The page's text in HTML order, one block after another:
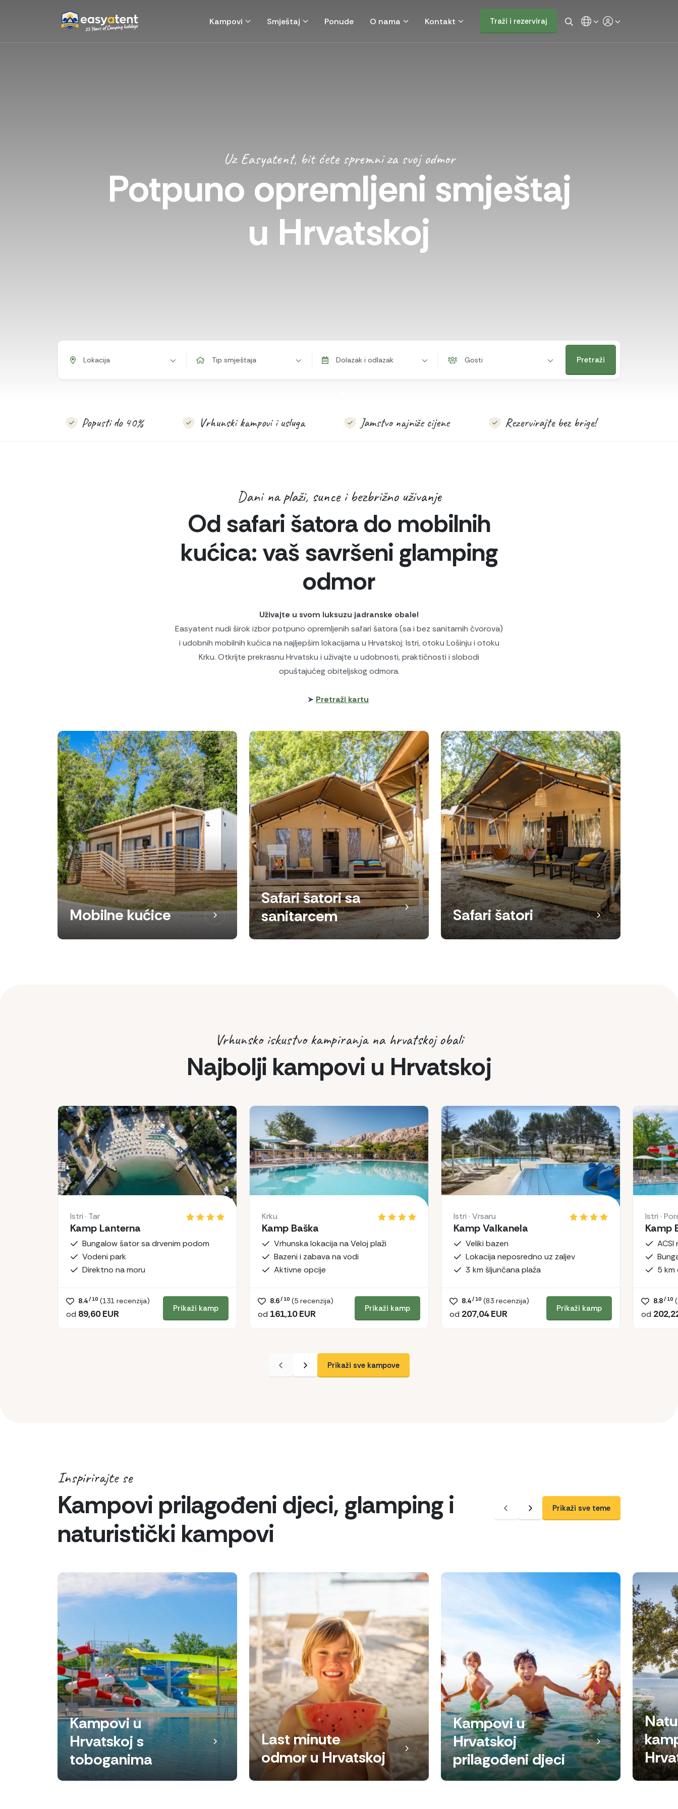
Kampovi Smještaj Ponude O nama Kontakt Traži i rezerviraj
Uz Easyatent, bit ćete spremni za svoj odmor
Potpuno opremljeni smještaj
u Hrvatskoj
Lokacija Tip smještaja Dolazak i odlazak Gosti Pretraži
Popusti do 40% Vrhunski kampovi i usluga Jamstvo najniže cijene Rezervirajte bez brige!
Dani na plaži, sunce i bezbrižno uživanje
Od safari šatora do mobilnih
kućica: vaš savršeni glamping
odmor
Uživajte u svom luksuzu jadranske obale!
Easyatent nudi širok izbor potpuno opremljenih safari šatora (sa i bez sanitarnih čvorova)
i udobnih mobilnih kućica na najljepšim lokacijama u Hrvatskoj: Istri, otoku Lošinju i otoku
Krku. Otkrijte prekrasnu Hrvatsku i uživajte u udobnosti, praktičnosti i slobodi
opuštajućeg obiteljskog odmora.
➤ Pretraži kartu
Mobilne kućice
Safari šatori sa
sanitarcem
Safari šatori
Vrhunsko iskustvo kampiranja na hrvatskoj obali
Najbolji kampovi u Hrvatskoj
Istri · Tar
Kamp Lanterna
Bungalow šator sa drvenim podom
Vodeni park
Direktno na moru
8.4/ 10 (131 recenzija)
od 89,60 EUR Prikaži kamp
Krku
Kamp Baška
Vrhunska lokacija na Veloj plaži
Bazeni i zabava na vodi
Aktivne opcije
8.6/ 10 (5 recenzija)
od 161,10 EUR Prikaži kamp
Istri · Vrsaru
Kamp Valkanela
Veliki bazen
Lokacija neposredno uz zaljev
3 km šljunčana plaža
8.4/ 10 (83 recenzija)
od 207,04 EUR Prikaži kamp
Istri ·
Kamp
5 km
8.8/ 10 (
od
Prikaži sve kampove
Inspirirajte se
Kampovi prilagođeni djeci, glamping i
naturistički kampovi
Prikaži sve teme
Kampovi u
Hrvatskoj s
toboganima
Last minute
odmor u Hrvatskoj
Kampovi u
Hrvatskoj
prilagođeni djeci